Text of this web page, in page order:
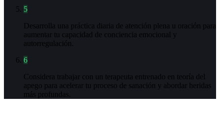
5
Desarrolla una práctica diaria de atención plena u oración para
aumentar tu capacidad de conciencia emocional y
autorregulación.
6
Considera trabajar con un terapeuta entrenado en teoría del
apego para acelerar tu proceso de sanación y abordar heridas
más profundas.